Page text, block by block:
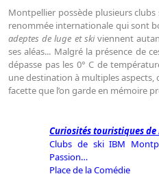
Montpellier possède plusieurs
renommée internationale qui sont
adeptes de luge et skiviennent
ses aléas... Malgré la présence de
dépasse pas les 0° C de
une destination à multiples aspects,
facette que l’on garde en mémoire
Curiosités touristiques
Clubs de ski IBM
Passion…
Place de la Comédie